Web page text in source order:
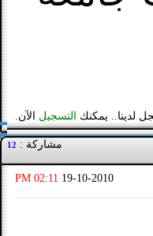
لدينا.. يمكنك التسجيل الآن.
مشاركة : 12
19-10-2010
02:11 PM